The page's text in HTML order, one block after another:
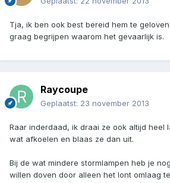
Tja, ik ben ook best bereid hem te
graag begrijpen waarom het gevaarlijk is.
Raycoupe
Geplaatst: 23 november 2013
Raar inderdaad, ik draai ze ook altijd heel
wat afkoelen en blaas ze dan uit.
Bij de wat mindere stormlampen heb je
willen doven door alleen het lont omlaag